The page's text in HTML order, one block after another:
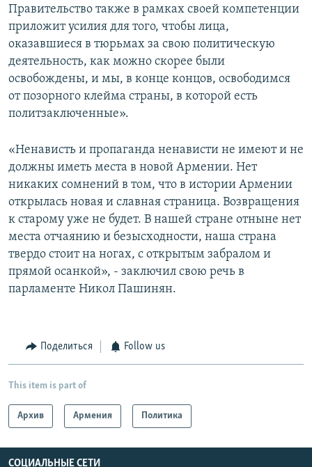
Правительство также в рамках своей компетенции
приложит усилия для того, чтобы лица,
оказавшиеся в тюрьмах за свою политическую
деятельность, как можно скорее были
освобождены, и мы, в конце концов, освободимся
от позорного клейма страны, в которой есть
политзаключенные».
«Ненависть и пропаганда ненависти не имеют и не
должны иметь места в новой Армении. Нет
никаких сомнений в том, что в истории Армении
открылась новая и славная страница. Возвращения
к старому уже не будет. В нашей стране отныне нет
места отчаянию и безысходности, наша страна
твердо стоит на ногах, с открытым забралом и
прямой осанкой», - заключил свою речь в
парламенте Никол Пашинян.
Поделиться Follow us
This item is part of
Архив Армения Политика
СОЦИАЛЬНЫЕ СЕТИ